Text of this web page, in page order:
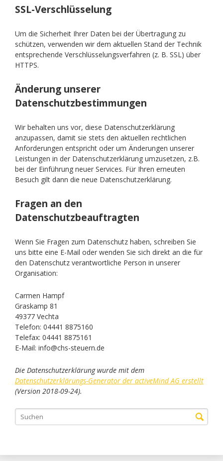
SSL-Verschlüsselung
Um die Sicherheit Ihrer Daten bei der Übertragung zu
schützen, verwenden wir dem aktuellen Stand der Technik
entsprechende Verschlüsselungsverfahren (z. B. SSL) über
HTTPS.
Änderung unserer
Datenschutzbestimmungen
Wir behalten uns vor, diese Datenschutzerklärung
anzupassen, damit sie stets den aktuellen rechtlichen
Anforderungen entspricht oder um Änderungen unserer
Leistungen in der Datenschutzerklärung umzusetzen, z.B.
bei der Einführung neuer Services. Für Ihren erneuten
Besuch gilt dann die neue Datenschutzerklärung.
Fragen an den
Datenschutzbeauftragten
Wenn Sie Fragen zum Datenschutz haben, schreiben Sie
uns bitte eine E-Mail oder wenden Sie sich direkt an die für
den Datenschutz verantwortliche Person in unserer
Organisation:
Carmen Hampf
Graskamp 81
49377 Vechta
Telefon: 04441 8875160
Telefax: 04441 8875161
E-Mail: info@chs-steuern.de
Die Datenschutzerklärung wurde mit dem
Datenschutzerklärungs-Generator der activeMind AG erstellt
(Version 2018-09-24).